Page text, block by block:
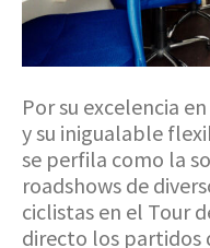
Por su excelencia
y su inigualable
se perfila como la
roadshows de
ciclistas en el Tour
directo los partidos